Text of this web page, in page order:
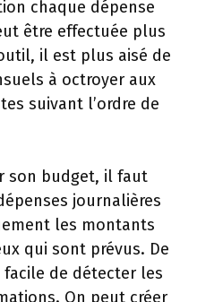
chaque dépense
être effectuée plus
il est plus aisé de
à octroyer aux
suivant l’ordre de
son budget, il faut
journalières
les montants
qui sont prévus. De
de détecter les
On peut créer